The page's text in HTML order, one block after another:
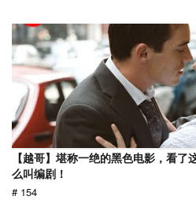
【越哥】堪称一绝的黑色电影，看
么叫编剧！
# 154